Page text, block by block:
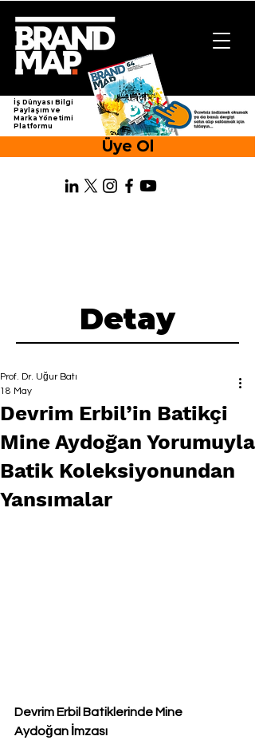
İş Dünyası Bilgi
Paylaşım ve
Marka Yönetimi
Platformu
Üye Ol
Detay
Devrim Erbil’in Batikçi
Mine Aydoğan Yorumuyla
Batik Koleksiyonundan
Yansımalar
Prof. Dr. Uğur Batı
18 May
Devrim Erbil Batiklerinde Mine
Aydoğan İmzası